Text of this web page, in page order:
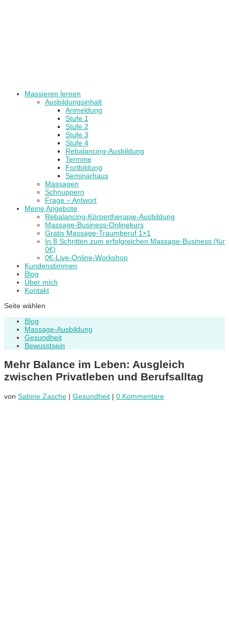
Massieren lernen
Ausbildungsinhalt
Anmeldung
Stufe 1
Stufe 2
Stufe 3
Stufe 4
Rebalancing-Ausbildung
Termine
Fortbildung
Seminarhaus
Massagen
Schnuppern
Frage – Antwort
Meine Angebote
Rebalancing-Körpertherapie-Ausbildung
Massage-Business-Onlinekurs
Gratis Massage-Traumberuf 1×1
In 8 Schritten zum erfolgreichen Massage-Business (für
0€)
0€-Live-Online-Workshop
Kundenstimmen
Blog
Über mich
Kontakt
Seite wählen
Blog
Massage-Ausbildung
Gesundheit
Bewusstsein
Mehr Balance im Leben: Ausgleich
zwischen Privatleben und Berufsalltag
von Sabine Zasche | Gesundheit | 0 Kommentare